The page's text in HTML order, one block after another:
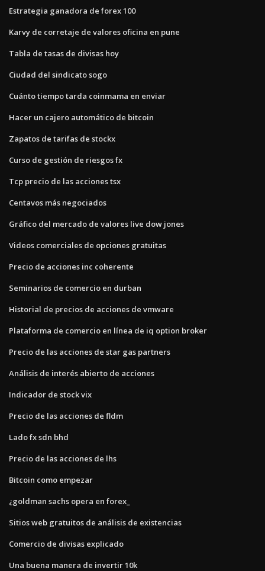
Estrategia ganadora de forex 100
Karvy de corretaje de valores oficina en pune
Tabla de tasas de divisas hoy
Ciudad del sindicato sogo
Cuánto tiempo tarda coinmama en enviar
Hacer un cajero automático de bitcoin
Zapatos de tarifas de stockx
Curso de gestión de riesgos fx
Tcp precio de las acciones tsx
Centavos más negociados
Gráfico del mercado de valores live dow jones
Videos comerciales de opciones gratuitas
Precio de acciones inc coherente
Seminarios de comercio en durban
Historial de precios de acciones de vmware
Plataforma de comercio en línea de iq option broker
Precio de las acciones de star gas partners
Análisis de interés abierto de acciones
Indicador de stock vix
Precio de las acciones de fldm
Lado fx sdn bhd
Precio de las acciones de lhs
Bitcoin como empezar
¿goldman sachs opera en forex_
Sitios web gratuitos de análisis de existencias
Comercio de divisas explicado
Una buena manera de invertir 10k